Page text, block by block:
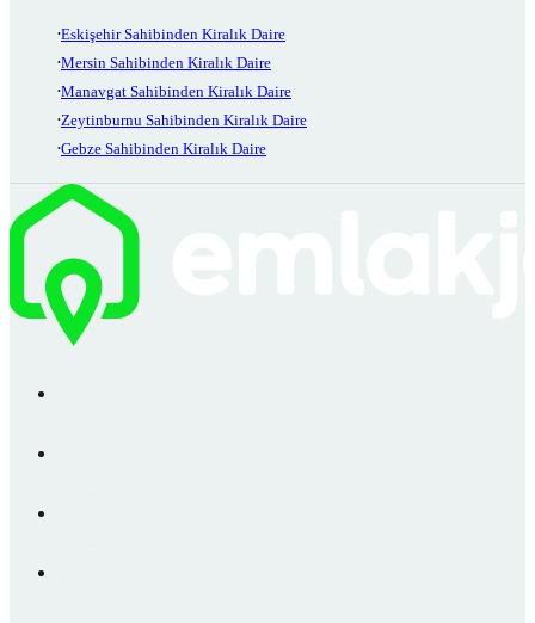
Eskişehir Sahibinden Kiralık Daire
Mersin Sahibinden Kiralık Daire
Manavgat Sahibinden Kiralık Daire
Zeytinburnu Sahibinden Kiralık Daire
Gebze Sahibinden Kiralık Daire